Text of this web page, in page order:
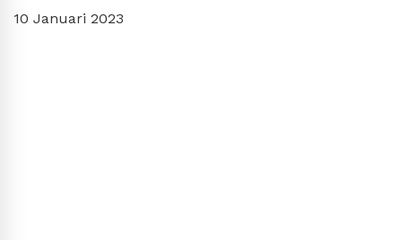
10 Januari 2023